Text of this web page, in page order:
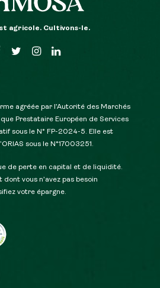
agricole. Cultivons-le.
agréée par l’Autorité des Marchés
Prestataire Européen de Services
sous le N° FP-2024-5. Elle est
sous le N°17003251.
de perte en capital et de liquidité.
dont vous n’avez pas besoin
votre épargne.